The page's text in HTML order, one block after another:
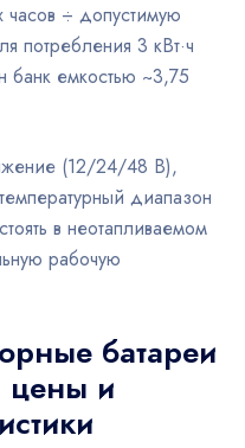
часов ÷ допустимую
потребления 3 кВт·ч
емкостью ~3,75
(12/24/48 В),
диапазон
в неотапливаемом
рабочую
батареи
цены и